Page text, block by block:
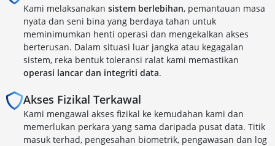
Kami melaksanakan sistem berlebihan, pemantauan masa
nyata dan seni bina yang berdaya tahan untuk
meminimumkan henti operasi dan mengekalkan akses
berterusan. Dalam situasi luar jangka atau kegagalan
sistem, reka bentuk toleransi ralat kami memastikan
operasi lancar dan integriti data.
Akses Fizikal Terkawal
Kami mengawal akses fizikal ke kemudahan kami dan
memerlukan perkara yang sama daripada pusat data. Titik
masuk terhad, pengesahan biometrik, pengawasan dan log